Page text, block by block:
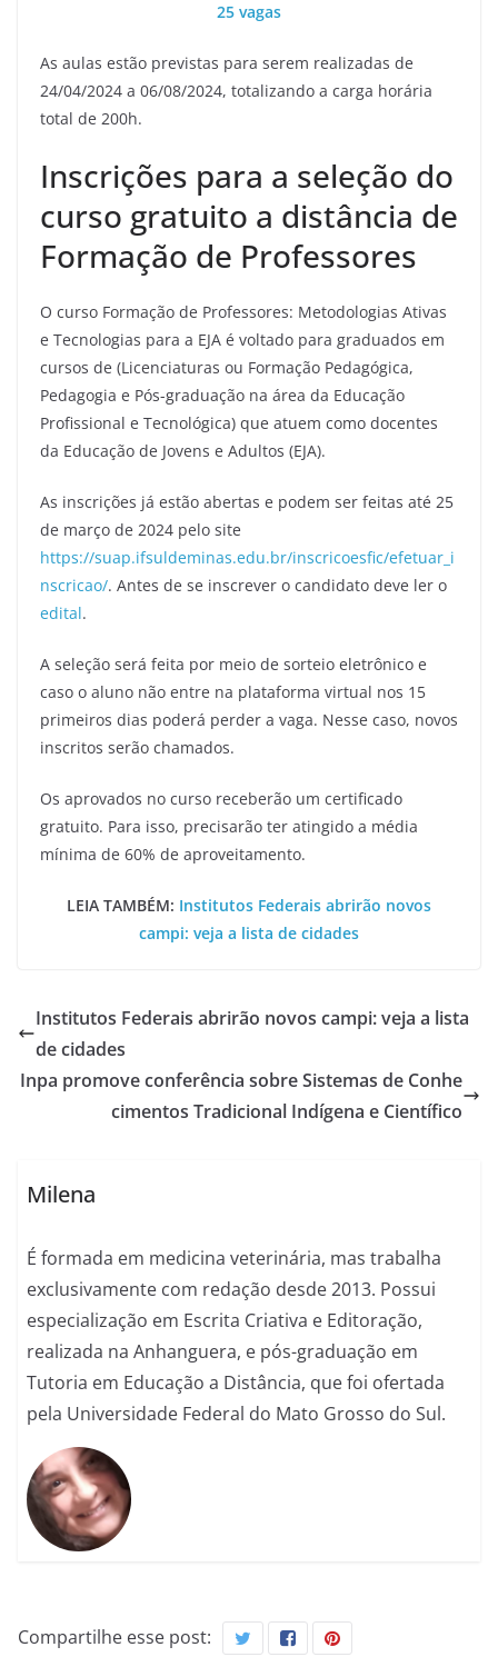
25 vagas
As aulas estão previstas para serem realizadas de
24/04/2024 a 06/08/2024, totalizando a carga horária
total de 200h.
Inscrições para a seleção do
curso gratuito a distância de
Formação de Professores
O curso Formação de Professores: Metodologias Ativas
e Tecnologias para a EJA é voltado para graduados em
cursos de (Licenciaturas ou Formação Pedagógica,
Pedagogia e Pós-graduação na área da Educação
Profissional e Tecnológica) que atuem como docentes
da Educação de Jovens e Adultos (EJA).
As inscrições já estão abertas e podem ser feitas até 25
de março de 2024 pelo site
https://suap.ifsuldeminas.edu.br/inscricoesfic/efetuar_i
nscricao/. Antes de se inscrever o candidato deve ler o
edital.
A seleção será feita por meio de sorteio eletrônico e
caso o aluno não entre na plataforma virtual nos 15
primeiros dias poderá perder a vaga. Nesse caso, novos
inscritos serão chamados.
Os aprovados no curso receberão um certificado
gratuito. Para isso, precisarão ter atingido a média
mínima de 60% de aproveitamento.
LEIA TAMBÉM: Institutos Federais abrirão novos
campi: veja a lista de cidades
Institutos Federais abrirão novos campi: veja a lista
de cidades
Inpa promove conferência sobre Sistemas de Conhe
cimentos Tradicional Indígena e Científico
Milena
É formada em medicina veterinária, mas trabalha
exclusivamente com redação desde 2013. Possui
especialização em Escrita Criativa e Editoração,
realizada na Anhanguera, e pós-graduação em
Tutoria em Educação a Distância, que foi ofertada
pela Universidade Federal do Mato Grosso do Sul.
Compartilhe esse post: